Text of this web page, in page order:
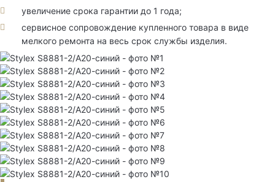
увеличение срока гарантии до 1 года;
сервисное сопровождение купленного товара в виде
мелкого ремонта на весь срок службы изделия.